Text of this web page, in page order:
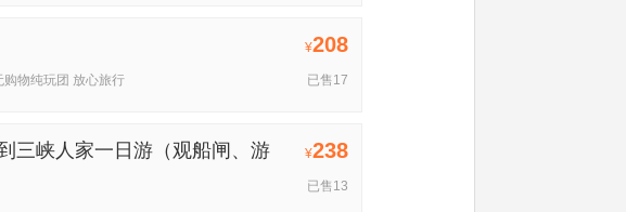
¥208
已售17
物纯玩团 放心旅行
¥238
三峡人家一日游（观船闸、游
已售13